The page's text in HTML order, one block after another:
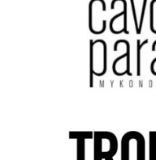
Science & Tech
Σεβασμιώτατος